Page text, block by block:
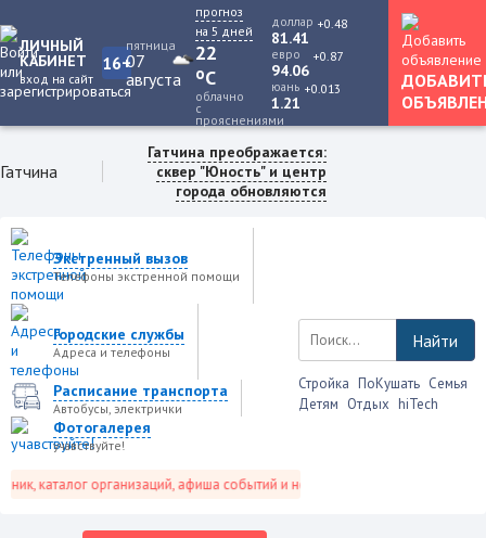
ЛИЧНЫЙ
КАБИНЕТ
вход на сайт
16+
пятница
07
августа
прогноз
на 5 дней
22
oC
облачно
с
прояснениями
доллар
81.41
+0.48
евро
94.06
+0.87
юань
1.21
+0.013
Гатчина
Гатчина преображается:
сквер "Юность" и центр
города обновляются
Экстренный вызов
Телефоны экстренной помощи
Городские службы
Адреса и телефоны
Расписание транспорта
Автобусы, электрички
Фотогалерея
учавствуйте!
каталог организаций, афиша событий и не только это.
Найти
Стройка ПоКушать Семья
Детям Отдых hiTech